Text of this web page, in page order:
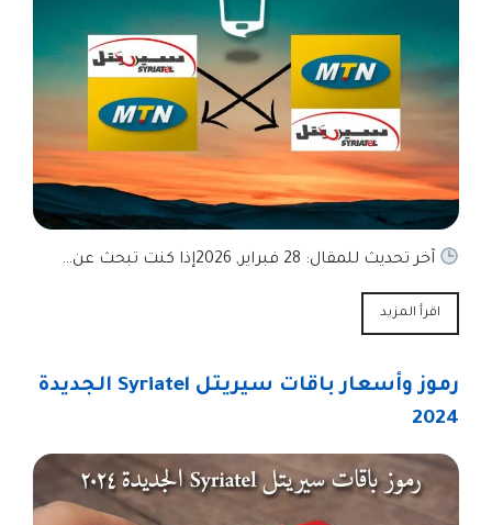
آخر تحديث للمقال: 28 فبراير, 2026إذا كنت تبحث عن…
اقرأ المزيد
رموز وأسعار باقات سيريتل Syriatel الجديدة
2024